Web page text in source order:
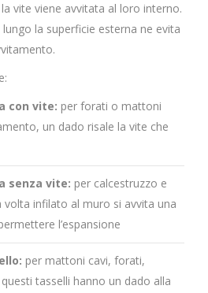
vite viene avvitata al loro interno.
la superficie esterna ne evita
con vite: per forati o mattoni
un dado risale la vite che
senza vite: per calcestruzzo e
volta infilato al muro si avvita una
l’espansione
per mattoni cavi, forati,
tasselli hanno un dado alla